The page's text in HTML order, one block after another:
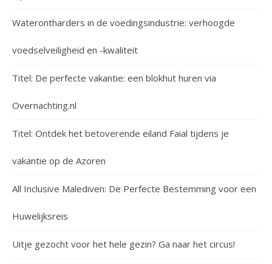
Waterontharders in de voedingsindustrie: verhoogde
voedselveiligheid en -kwaliteit
Titel: De perfecte vakantie: een blokhut huren via
Overnachting.nl
Titel: Ontdek het betoverende eiland Faial tijdens je
vakantie op de Azoren
All Inclusive Malediven: De Perfecte Bestemming voor een
Huwelijksreis
Uitje gezocht voor het hele gezin? Ga naar het circus!